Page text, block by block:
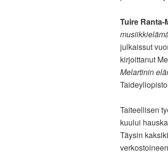
Tuire Ranta-
julkaissut
kirjoittanut
Melartinin
Taiteellisen
kuului
Täysin